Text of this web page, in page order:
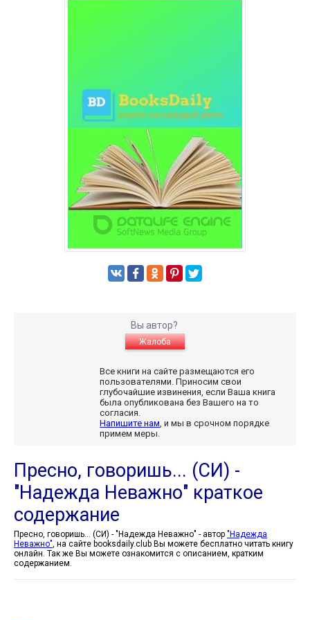
Вы автор?
Жалоба
Все книги на сайте размещаются его
пользователями. Приносим свои
глубочайшие извинения, если Ваша книга
была опубликована без Вашего на то
согласия.
Напишите нам, и мы в срочном порядке
примем меры.
Пресно, говоришь... (СИ) -
"Надежда Неважно" краткое
содержание
Пресно, говоришь... (СИ) - "Надежда Неважно" - автор "Надежда
Неважно", на сайте booksdaily.club Вы можете бесплатно читать книгу
онлайн. Так же Вы можете ознакомится с описанием, кратким
содержанием.